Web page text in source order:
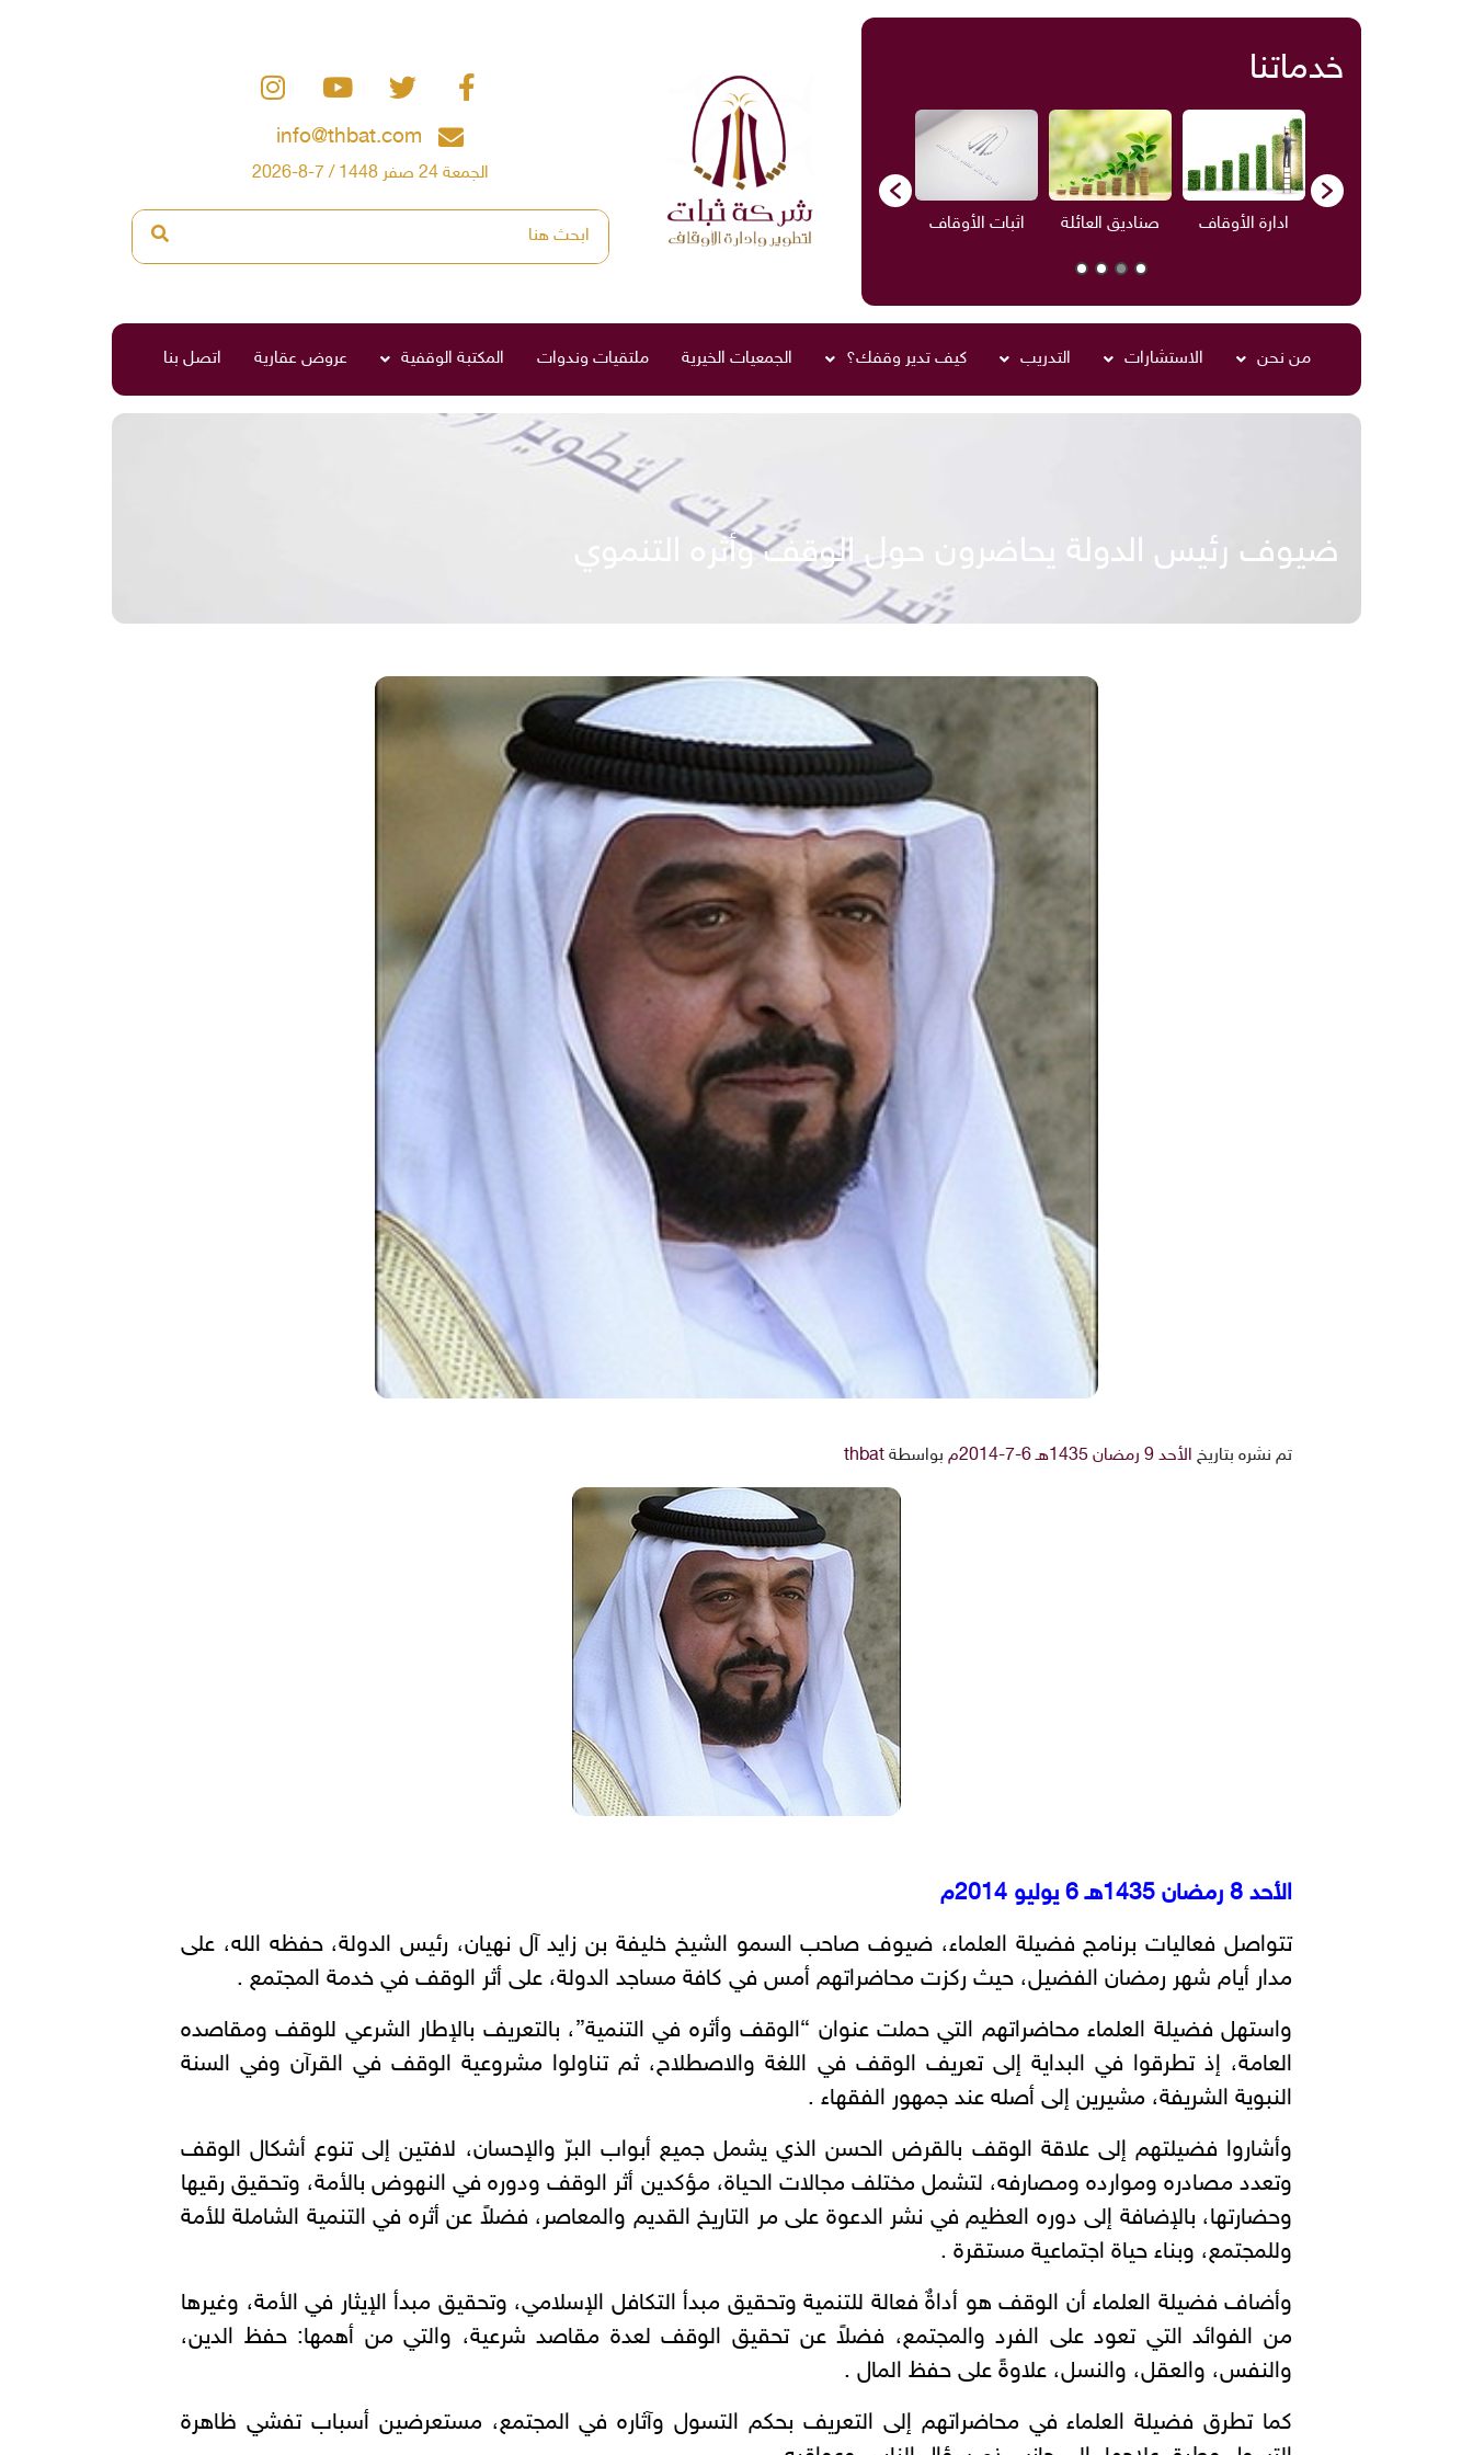
خدماتنا
ادارة الأوقاف صناديق العائلة اثبات الأوقاف الاستشارات ادارة الأوقاف صناديق العائلة
info@thbat.com
الجمعة 24 صفر 1448 / 7-8-2026
من نحن الاستشارات التدريب كيف تدير وقفك؟ الجمعيات الخيرية ملتقيات وندوات المكتبة الوقفية عروض عقارية اتصل بنا
ضيوف رئيس الدولة يحاضرون حول الوقف وأثره التنموي
تم نشره بتاريخ الأحد 9 رمضان 1435هـ 6-7-2014م بواسطة thbat
الأحد 8 رمضان 1435هـ 6 يوليو 2014م
تتواصل فعاليات برنامج فضيلة العلماء، ضيوف صاحب السمو الشيخ خليفة بن زايد آل نهيان، رئيس الدولة، حفظه الله، على
مدار أيام شهر رمضان الفضيل، حيث ركزت محاضراتهم أمس في كافة مساجد الدولة، على أثر الوقف في خدمة المجتمع .
واستهل فضيلة العلماء محاضراتهم التي حملت عنوان “الوقف وأثره في التنمية”، بالتعريف بالإطار الشرعي للوقف ومقاصده
العامة، إذ تطرقوا في البداية إلى تعريف الوقف في اللغة والاصطلاح، ثم تناولوا مشروعية الوقف في القرآن وفي السنة
النبوية الشريفة، مشيرين إلى أصله عند جمهور الفقهاء .
وأشاروا فضيلتهم إلى علاقة الوقف بالقرض الحسن الذي يشمل جميع أبواب البرّ والإحسان، لافتين إلى تنوع أشكال الوقف
وتعدد مصادره وموارده ومصارفه، لتشمل مختلف مجالات الحياة، مؤكدين أثر الوقف ودوره في النهوض بالأمة، وتحقيق رقيها
وحضارتها، بالإضافة إلى دوره العظيم في نشر الدعوة على مر التاريخ القديم والمعاصر، فضلاً عن أثره في التنمية الشاملة للأمة
وللمجتمع، وبناء حياة اجتماعية مستقرة .
وأضاف فضيلة العلماء أن الوقف هو أداةٌ فعالة للتنمية وتحقيق مبدأ التكافل الإسلامي، وتحقيق مبدأ الإيثار في الأمة، وغيرها
من الفوائد التي تعود على الفرد والمجتمع، فضلاً عن تحقيق الوقف لعدة مقاصد شرعية، والتي من أهمها: حفظ الدين،
والنفس، والعقل، والنسل، علاوةً على حفظ المال .
كما تطرق فضيلة العلماء في محاضراتهم إلى التعريف بحكم التسول وآثاره في المجتمع، مستعرضين أسباب تفشي ظاهرة